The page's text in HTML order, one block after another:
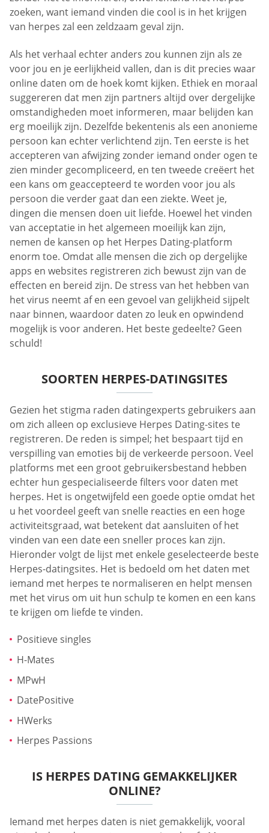
zoeken, want iemand vinden die cool is in het krijgen
van herpes zal een zeldzaam geval zijn.
Als het verhaal echter anders zou kunnen zijn als ze
voor jou en je eerlijkheid vallen, dan is dit precies waar
online daten om de hoek komt kijken. Ethiek en moraal
suggereren dat men zijn partners altijd over dergelijke
omstandigheden moet informeren, maar belijden kan
erg moeilijk zijn. Dezelfde bekentenis als een anonieme
persoon kan echter verlichtend zijn. Ten eerste is het
accepteren van afwijzing zonder iemand onder ogen te
zien minder gecompliceerd, en ten tweede creëert het
een kans om geaccepteerd te worden voor jou als
persoon die verder gaat dan een ziekte. Weet je,
dingen die mensen doen uit liefde. Hoewel het vinden
van acceptatie in het algemeen moeilijk kan zijn,
nemen de kansen op het Herpes Dating-platform
enorm toe. Omdat alle mensen die zich op dergelijke
apps en websites registreren zich bewust zijn van de
effecten en bereid zijn. De stress van het hebben van
het virus neemt af en een gevoel van gelijkheid sijpelt
naar binnen, waardoor daten zo leuk en opwindend
mogelijk is voor anderen. Het beste gedeelte? Geen
schuld!
SOORTEN HERPES-DATINGSITES
Gezien het stigma raden datingexperts gebruikers aan
om zich alleen op exclusieve Herpes Dating-sites te
registreren. De reden is simpel; het bespaart tijd en
verspilling van emoties bij de verkeerde persoon. Veel
platforms met een groot gebruikersbestand hebben
echter hun gespecialiseerde filters voor daten met
herpes. Het is ongetwijfeld een goede optie omdat het
u het voordeel geeft van snelle reacties en een hoge
activiteitsgraad, wat betekent dat aansluiten of het
vinden van een date een sneller proces kan zijn.
Hieronder volgt de lijst met enkele geselecteerde beste
Herpes-datingsites. Het is bedoeld om het daten met
iemand met herpes te normaliseren en helpt mensen
met het virus om uit hun schulp te komen en een kans
te krijgen om liefde te vinden.
Positieve singles
H-Mates
MPwH
DatePositive
HWerks
Herpes Passions
IS HERPES DATING GEMAKKELIJKER
ONLINE?
Iemand met herpes daten is niet gemakkelijk, vooral